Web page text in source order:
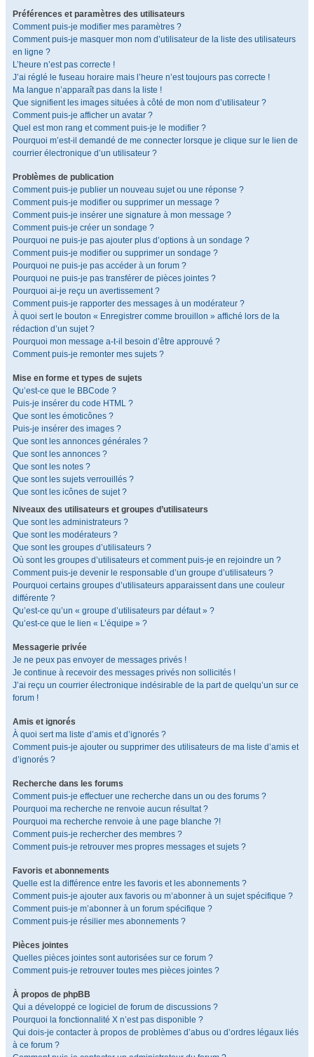
Préférences et paramètres des utilisateurs
Comment puis-je modifier mes paramètres ?
Comment puis-je masquer mon nom d’utilisateur de la liste des utilisateurs
en ligne ?
L’heure n’est pas correcte !
J’ai réglé le fuseau horaire mais l’heure n’est toujours pas correcte !
Ma langue n’apparaît pas dans la liste !
Que signifient les images situées à côté de mon nom d’utilisateur ?
Comment puis-je afficher un avatar ?
Quel est mon rang et comment puis-je le modifier ?
Pourquoi m’est-il demandé de me connecter lorsque je clique sur le lien de
courrier électronique d’un utilisateur ?
Problèmes de publication
Comment puis-je publier un nouveau sujet ou une réponse ?
Comment puis-je modifier ou supprimer un message ?
Comment puis-je insérer une signature à mon message ?
Comment puis-je créer un sondage ?
Pourquoi ne puis-je pas ajouter plus d’options à un sondage ?
Comment puis-je modifier ou supprimer un sondage ?
Pourquoi ne puis-je pas accéder à un forum ?
Pourquoi ne puis-je pas transférer de pièces jointes ?
Pourquoi ai-je reçu un avertissement ?
Comment puis-je rapporter des messages à un modérateur ?
À quoi sert le bouton « Enregistrer comme brouillon » affiché lors de la
rédaction d’un sujet ?
Pourquoi mon message a-t-il besoin d’être approuvé ?
Comment puis-je remonter mes sujets ?
Mise en forme et types de sujets
Qu’est-ce que le BBCode ?
Puis-je insérer du code HTML ?
Que sont les émoticônes ?
Puis-je insérer des images ?
Que sont les annonces générales ?
Que sont les annonces ?
Que sont les notes ?
Que sont les sujets verrouillés ?
Que sont les icônes de sujet ?
Niveaux des utilisateurs et groupes d’utilisateurs
Que sont les administrateurs ?
Que sont les modérateurs ?
Que sont les groupes d’utilisateurs ?
Où sont les groupes d’utilisateurs et comment puis-je en rejoindre un ?
Comment puis-je devenir le responsable d’un groupe d’utilisateurs ?
Pourquoi certains groupes d’utilisateurs apparaissent dans une couleur
différente ?
Qu’est-ce qu’un « groupe d’utilisateurs par défaut » ?
Qu’est-ce que le lien « L’équipe » ?
Messagerie privée
Je ne peux pas envoyer de messages privés !
Je continue à recevoir des messages privés non sollicités !
J’ai reçu un courrier électronique indésirable de la part de quelqu’un sur ce
forum !
Amis et ignorés
À quoi sert ma liste d’amis et d’ignorés ?
Comment puis-je ajouter ou supprimer des utilisateurs de ma liste d’amis et
d’ignorés ?
Recherche dans les forums
Comment puis-je effectuer une recherche dans un ou des forums ?
Pourquoi ma recherche ne renvoie aucun résultat ?
Pourquoi ma recherche renvoie à une page blanche ?!
Comment puis-je rechercher des membres ?
Comment puis-je retrouver mes propres messages et sujets ?
Favoris et abonnements
Quelle est la différence entre les favoris et les abonnements ?
Comment puis-je ajouter aux favoris ou m’abonner à un sujet spécifique ?
Comment puis-je m’abonner à un forum spécifique ?
Comment puis-je résilier mes abonnements ?
Pièces jointes
Quelles pièces jointes sont autorisées sur ce forum ?
Comment puis-je retrouver toutes mes pièces jointes ?
À propos de phpBB
Qui a développé ce logiciel de forum de discussions ?
Pourquoi la fonctionnalité X n’est pas disponible ?
Qui dois-je contacter à propos de problèmes d’abus ou d’ordres légaux liés
à ce forum ?